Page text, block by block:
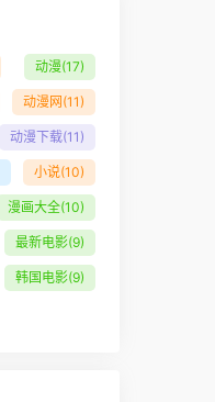
动漫(17)
动漫网 (11)
动漫下载(11)
小说(10)
漫画大全(10)
最新电影(9)
韩国电影(9)